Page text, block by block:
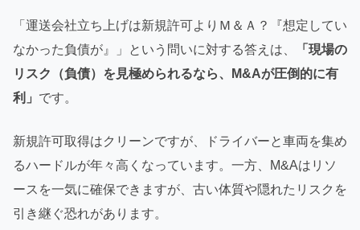
「運送会社立ち上げは新規許可よりＭ＆Ａ？『想定してい
なかった負債が』」という問いに対する答えは、
「現場の
リスク（負債）を見極められるなら、M&Aが圧倒的に有
利」 です。
新規許可取得はクリーンですが、ドライバーと車両を集め
るハードルが年々高くなっています。一方、M&Aはリソ
ースを一気に確保できますが、古い体質や隠れたリスクを
引き継ぐ恐れがあります。